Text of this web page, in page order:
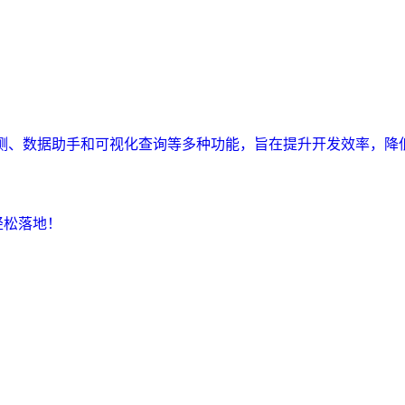
数据助手和可视化查询等多种功能，旨在提升开发效率，降
落地！